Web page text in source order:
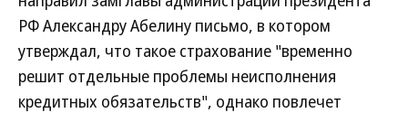
РФ Александру Абелину письмо, в котором
утверждал, что такое страхование "временно
решит отдельные проблемы неисполнения
кредитных обязательств", однако повлечет